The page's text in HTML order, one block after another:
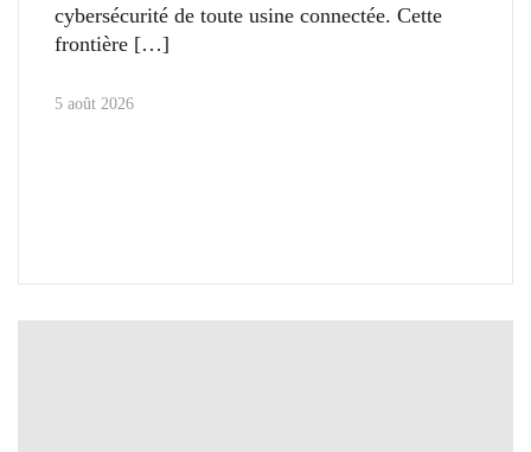
cybersécurité de toute usine connectée. Cette
frontière
5 août 2026